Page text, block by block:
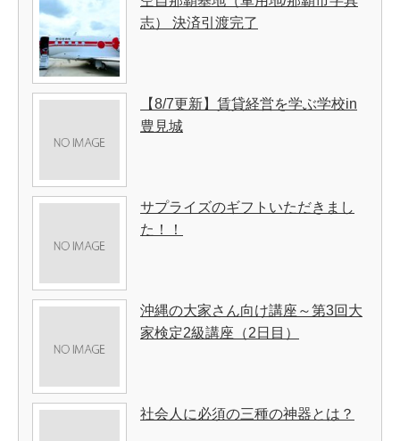
志） 決済引渡完了
【8/7更新】賃貸経営を学ぶ学校in
豊見城
サプライズのギフトいただきまし
た！！
沖縄の大家さん向け講座～第3回大
家検定2級講座（2日目）
社会人に必須の三種の神器とは？